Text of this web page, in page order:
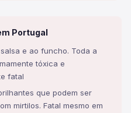
Portugal
e ao funcho. Toda a
tóxica e
fatal
que podem ser
mirtilos. Fatal mesmo em